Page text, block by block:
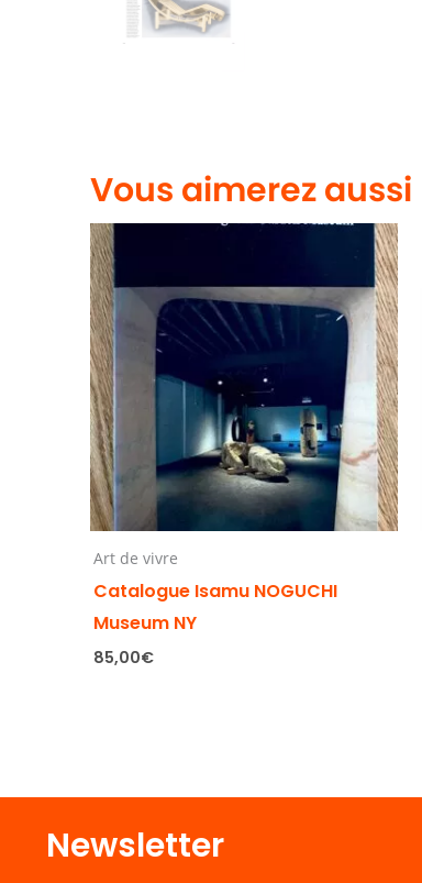
Vous aimerez aussi
Art de vivre
Catalogue Isamu NOGUCHI
Museum NY
85,00€
Newsletter​